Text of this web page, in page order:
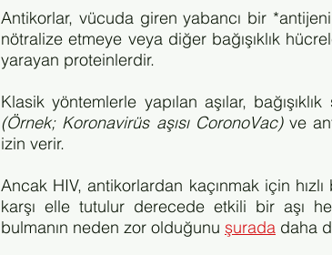
Antikorlar, vücuda giren yabancı bir
nötralize etmeye veya diğer bağışıklık
yarayan proteinlerdir.
(Örnek; Koronavirüs aşısı CoronoVac) ve
izin verir.
Ancak HIV, antikorlardan kaçınmak için
karşı elle tutulur derecede etkili bir aşı
bulmanın neden zor olduğunu şurada daha